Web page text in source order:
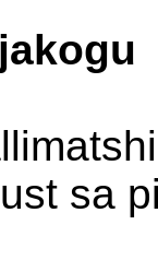
sa